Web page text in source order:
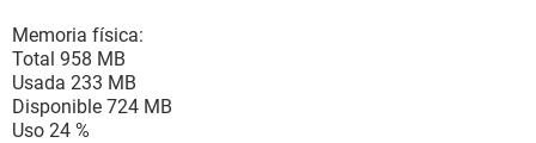
Ancho del Bus de datos 32 bits
Longitud Largo
[ Slots del sistema / PCI4 ]
Memoria física:
Total 958 MB
Usada 233 MB
Disponible 724 MB
Uso 24 %